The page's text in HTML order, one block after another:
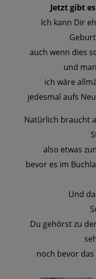
Jetzt gibt
Ich kann Dir
auch wenn dies
und
ich wäre
jedesmal aufs
Natürlich braucht
also etwas
bevor es im
Und
Du gehörst zu
noch bevor